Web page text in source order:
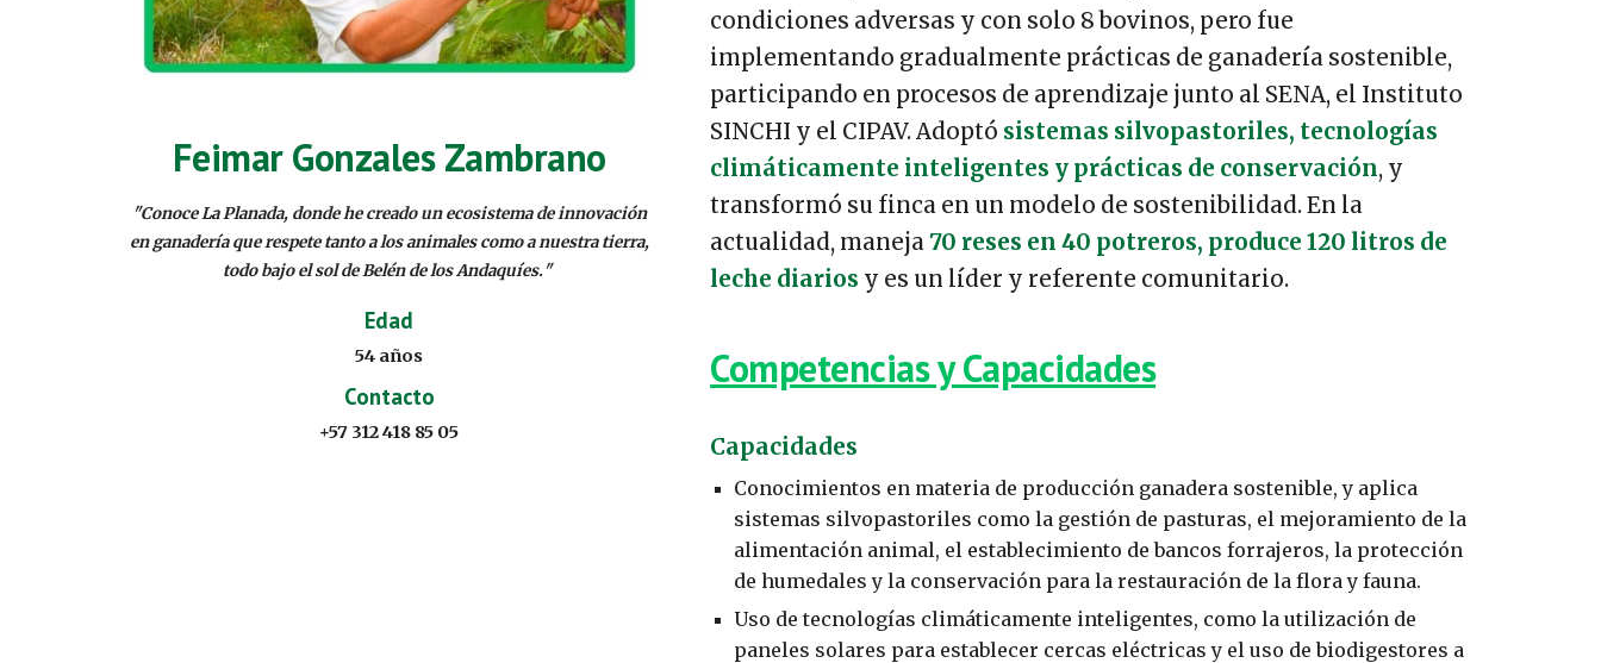
Feimar Gonzales Zambrano
"Conoce La Planada, donde he creado un ecosistema de innovación
en ganadería que respete tanto a los animales como a nuestra tierra,
todo bajo el sol de Belén de los Andaquíes."
Edad
54 años
Contacto
+57 312 418 85 05
condiciones adversas y con solo 8 bovinos, pero fue
implementando gradualmente prácticas de ganadería sostenible,
participando en procesos de aprendizaje junto al SENA, el Instituto
SINCHI y el CIPAV. Adoptó sistemas silvopastoriles, tecnologías
climáticamente inteligentes y prácticas de conservación, y
transformó su finca en un modelo de sostenibilidad. En la
actualidad, maneja70 reses en 40 potreros, produce 120 litros de
leche diarios y es un líder y referente comunitario.
Competencias y Capacidades
Capacidades
Conocimientos en materia de producción ganadera sostenible, y aplica
sistemas silvopastoriles como la gestión de pasturas, el mejoramiento de la
alimentación animal, el establecimiento de bancos forrajeros, la protección
de humedales y la conservación para la restauración de la flora y fauna.
Uso de tecnologías climáticamente inteligentes, como la utilización de
paneles solares para establecer cercas eléctricas y el uso de biodigestores a